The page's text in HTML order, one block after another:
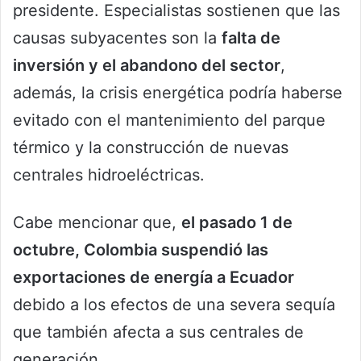
presidente. Especialistas sostienen que las
causas subyacentes son la falta de
inversión y el abandono del sector,
además, la crisis energética podría haberse
evitado con el mantenimiento del parque
térmico y la construcción de nuevas
centrales hidroeléctricas.
Cabe mencionar que, el pasado 1 de
octubre, Colombia suspendió las
exportaciones de energía a Ecuador
debido a los efectos de una severa sequía
que también afecta a sus centrales de